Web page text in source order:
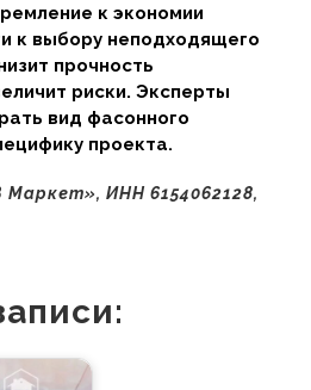
к экономии
к выбору неподходящего
прочность
риски. Эксперты
вид фасонного
проекта.
ИНН 6154062128,